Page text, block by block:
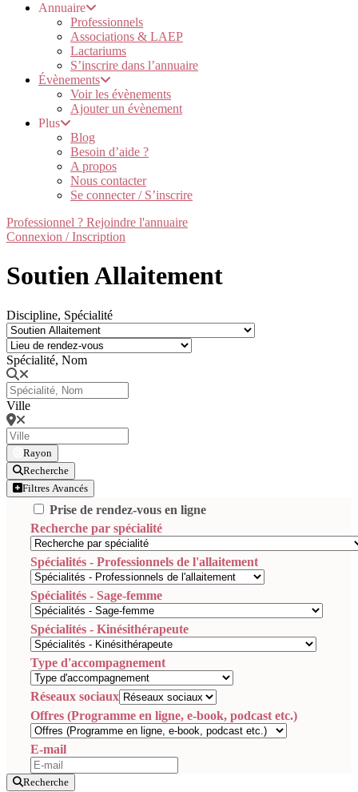
Annuaire
Professionnels
Associations & LAEP
Lactariums
S’inscrire dans l’annuaire
Évènements
Voir les évènements
Ajouter un évènement
Plus
Blog
Besoin d’aide ?
A propos
Nous contacter
Se connecter / S’inscrire
Professionnel ? Rejoindre l'annuaire
Connexion / Inscription
Soutien Allaitement
Discipline, Spécialité
Spécialité, Nom
Ville
Rayon
Recherche
Filtres Avancés
Prise de rendez-vous en ligne
Recherche par spécialité
Spécialités - Professionnels de l'allaitement
Spécialités - Sage-femme
Spécialités - Kinésithérapeute
Type d'accompagnement
Réseaux sociaux
Offres (Programme en ligne, e-book, podcast etc.)
E-mail
Recherche